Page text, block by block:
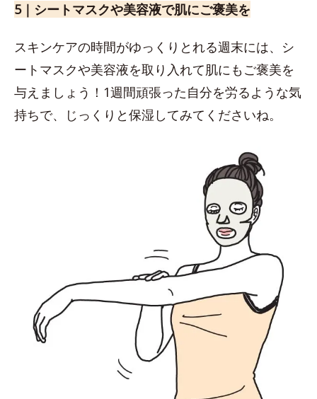
5｜シートマスクや美容液で肌にご褒美を
スキンケアの時間がゆっくりとれる週末には、シ
ートマスクや美容液を取り入れて肌にもご褒美を
与えましょう！1週間頑張った自分を労るような気
持ちで、じっくりと保湿してみてくださいね。